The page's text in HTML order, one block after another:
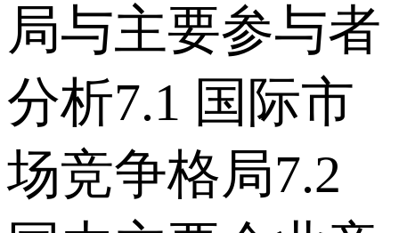
局与主要参与者
分析 7.1 国际市
场竞争格局 7.2